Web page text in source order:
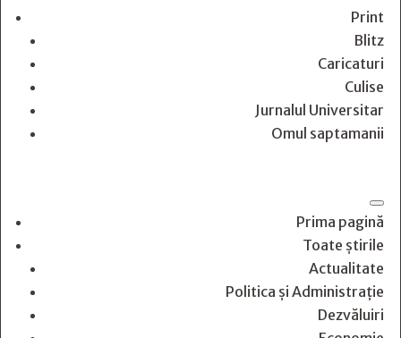
Print
Blitz
Caricaturi
Culise
Jurnalul Universitar
Omul saptamanii
Prima pagină
Toate știrile
Actualitate
Politica și Administrație
Dezvăluiri